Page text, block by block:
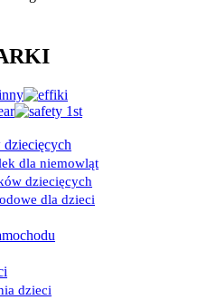
dla niemowląt
dziecięcych
dla dzieci
dzieci